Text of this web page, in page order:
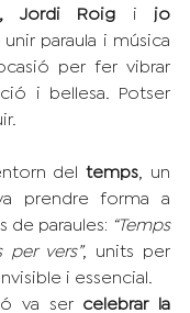
Jordi Roig i jo
paraula i música
per fer vibrar
i bellesa. Potser
del temps , un
prendre forma a
de paraules: “Temps
per vers”, units per
i essencial.
va ser celebrar la